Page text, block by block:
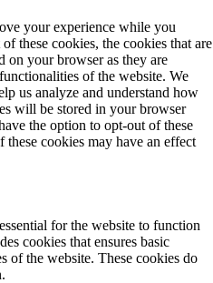
your experience while you
these cookies, the cookies that are
on your browser as they are
of the website. We
us analyze and understand how
will be stored in your browser
the option to opt-out of these
cookies may have an effect
for the website to function
cookies that ensures basic
of the website. These cookies do